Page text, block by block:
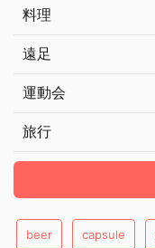
料理
遠足
運動会
旅行
beer capsule